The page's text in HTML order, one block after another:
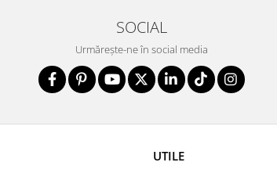
SOCIAL
Urmărește-ne în social media
UTILE